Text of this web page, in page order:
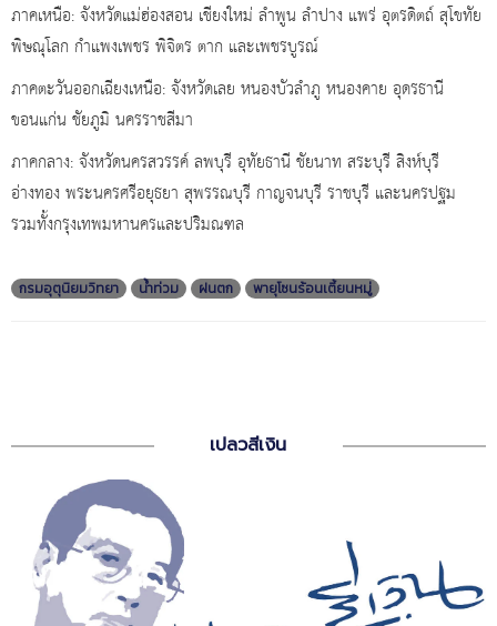
ภาคเหนือ: จังหวัดแม่ฮ่องสอน เชียงใหม่ ลำพูน ลำปาง แพร่ อุตรดิตถ์ สุโขทัย
พิษณุโลก กำแพงเพชร พิจิตร ตาก และเพชรบูรณ์
ภาคตะวันออกเฉียงเหนือ: จังหวัดเลย หนองบัวลำภู หนองคาย อุดรธานี
ขอนแก่น ชัยภูมิ นครราชสีมา
ภาคกลาง: จังหวัดนครสวรรค์ ลพบุรี อุทัยธานี ชัยนาท สระบุรี สิงห์บุรี
อ่างทอง พระนครศรีอยุธยา สุพรรณบุรี กาญจนบุรี ราชบุรี และนครปฐม
รวมทั้งกรุงเทพมหานครและปริมณฑล
กรมอุตุนิยมวิทยา น้ำท่วม ฝนตก พายุโซนร้อนเตี้ยนหมู่
เปลวสีเงิน